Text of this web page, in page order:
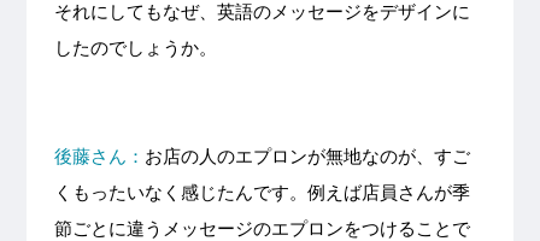
それにしてもなぜ、英語のメッセージをデザインに
したのでしょうか。
後藤さん： お店の人のエプロンが無地なのが、すご
くもったいなく感じたんです。例えば店員さんが季
節ごとに違うメッセージのエプロンをつけることで